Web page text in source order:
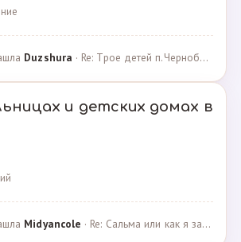
Duzshura · Re: Трое детей п.Черноборский Чесменский район. · 27.06.2024
и детских домах в
Midyancole · Re: Сальма или как я захотела помочь взросым сиротам · 16.12.2019